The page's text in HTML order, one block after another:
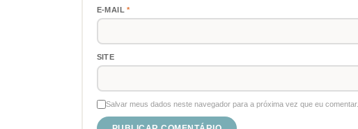
E-MAIL*
SITE
Salvar meus dados neste navegador para a próxima vez que eu comentar.